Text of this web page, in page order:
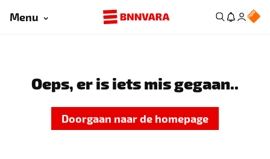
Menu
Oeps, er is iets mis gegaan..
Doorgaan naar de homepage